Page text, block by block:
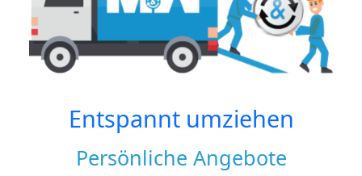
Entspannt umziehen
Persönliche Angebote